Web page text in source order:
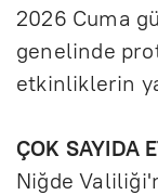
2026 Cuma
genelinde
etkinliklerin
ÇOK SAYIDA
Niğde